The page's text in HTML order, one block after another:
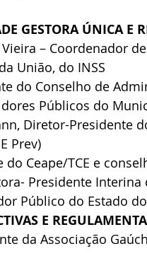
GESTORA ÚNICA E
– Coordenador
União, do INSS
do Conselho de
Públicos do
Diretor-Presidente
Prev)
Ceape/TCE e
Presidente
Público do Estado
E
da Associação